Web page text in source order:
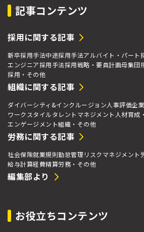
記事コンテンツ
採用に関する記事
新卒採用手法中途採用手法アルバイト・パート
エンジニア採用手法採用戦略・要員計画母集団
採用・その他
組織に関する記事
ダイバーシティ&インクルージョン人事評価企
ワークスタイルタレントマネジメント 人材育成
エンゲージメント組織・その他
労務に関する記事
社会保険就業規則勤怠管理 リスクマネジメント
給与計算経費精算労務・その他
編集部より
お役立ちコンテンツ